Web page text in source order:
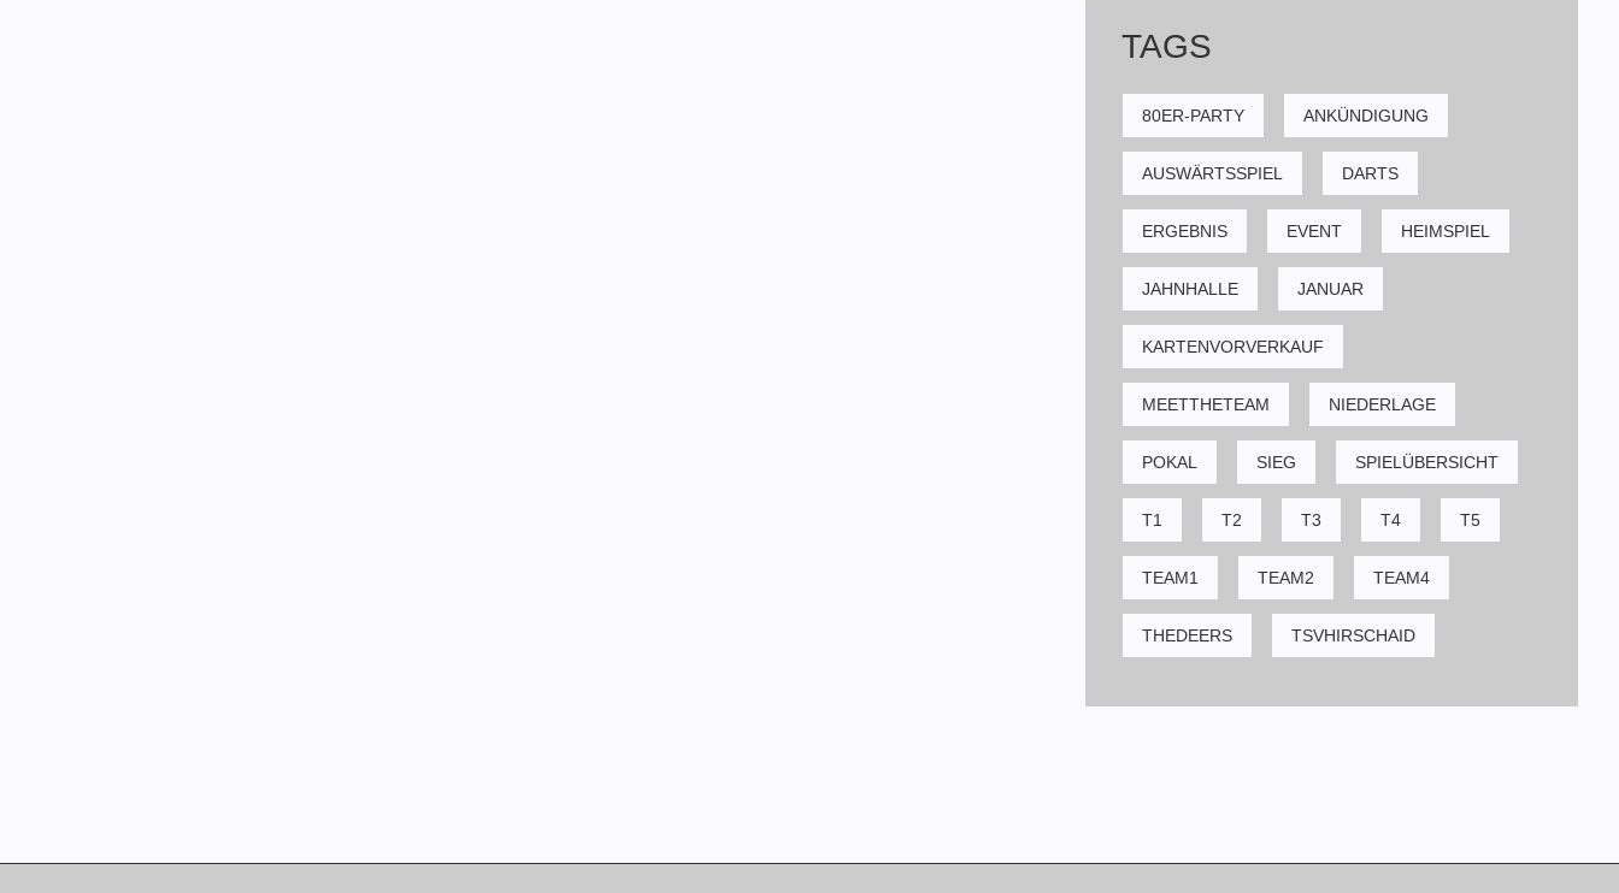
TAGS
80ER-PARTY ANKÜNDIGUNG
AUSWÄRTSSPIEL DARTS
ERGEBNIS EVENT HEIMSPIEL
JAHNHALLE JANUAR
KARTENVORVERKAUF
MEETTHETEAM NIEDERLAGE
POKAL SIEG SPIELÜBERSICHT
T1 T2 T3 T4 T5
TEAM1 TEAM2 TEAM4
THEDEERS TSVHIRSCHAID